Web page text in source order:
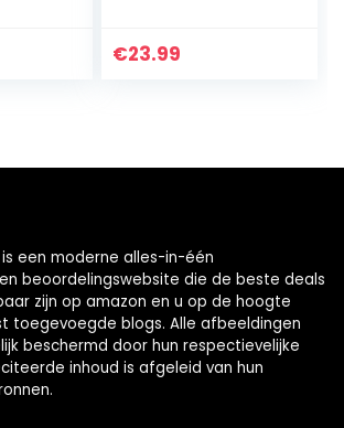
Nesting pop met
€23.99
een moderne alles-in-één
beoordelingswebsite die de beste deals
zijn op amazon en u op de hoogte
toegevoegde blogs. Alle afbeeldingen
beschermd door hun respectievelijke
inhoud is afgeleid van hun